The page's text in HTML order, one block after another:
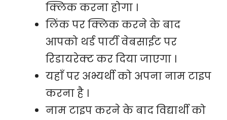
क्लिक करना होगा ।
लिंक पर क्लिक करने के बाद
आपको थर्ड पार्टी वेबसाईट पर
रिडायरेक्ट कर दिया जाएगा ।
यहाँ पर अभ्यर्थी को अपना नाम टाइप
करना है ।
नाम टाइप करने के बाद विद्यार्थी को